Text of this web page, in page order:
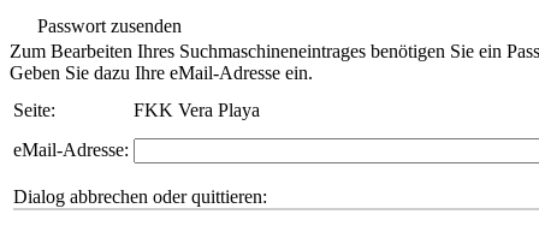
Passwort zusenden
Zum Bearbeiten Ihres Suchmaschineneintrages benötigen Sie ein
Geben Sie dazu Ihre eMail-Adresse ein.
Seite:
FKK Vera Playa
eMail-Adresse:
Dialog abbrechen oder quittieren: